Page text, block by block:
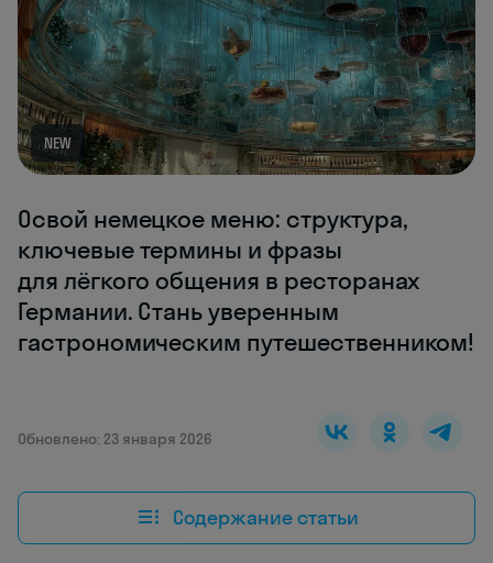
NEW
Освой немецкое меню: структура,
ключевые термины и фразы
для лёгкого общения в ресторанах
Германии. Стань уверенным
гастрономическим путешественником!
Обновлено: 23 января 2026
Содержание статьи